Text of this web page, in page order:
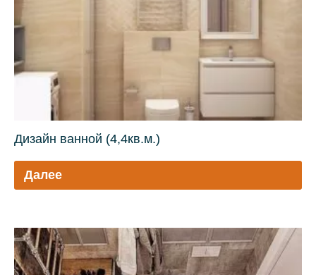
Дизайн ванной (4,4кв.м.)
Далее